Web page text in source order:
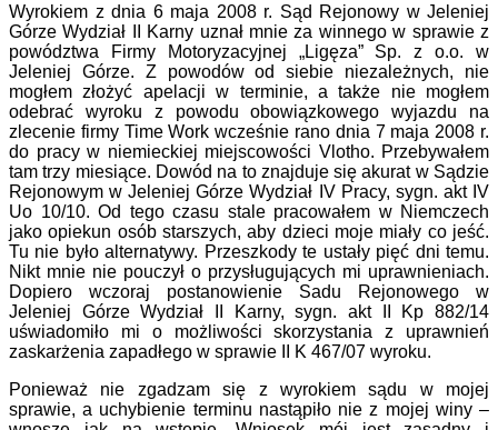
Wyrokiem z dnia 6 maja 2008 r. Sąd Rejonowy w Jeleniej
Górze Wydział II Karny uznał mnie za winnego w sprawie z
powództwa Firmy Motoryzacyjnej „Ligęza” Sp. z o.o. w
Jeleniej Górze. Z powodów od siebie niezależnych, nie
mogłem złożyć apelacji w terminie, a także nie mogłem
odebrać wyroku z powodu obowiązkowego wyjazdu na
zlecenie firmy Time Work wcześnie rano dnia 7 maja 2008 r.
do pracy w niemieckiej miejscowości Vlotho. Przebywałem
tam trzy miesiące. Dowód na to znajduje się akurat w Sądzie
Rejonowym w Jeleniej Górze Wydział IV Pracy, sygn. akt IV
Uo 10/10. Od tego czasu stale pracowałem w Niemczech
jako opiekun osób starszych, aby dzieci moje miały co jeść.
Tu nie było alternatywy. Przeszkody te ustały pięć dni temu.
Nikt mnie nie pouczył o przysługujących mi uprawnieniach.
Dopiero wczoraj postanowienie Sadu Rejonowego w
Jeleniej Górze Wydział II Karny, sygn. akt II Kp 882/14
uświadomiło mi o możliwości skorzystania z uprawnień
zaskarżenia zapadłego w sprawie II K 467/07 wyroku.
Ponieważ nie zgadzam się z wyrokiem sądu w mojej
sprawie, a uchybienie terminu nastąpiło nie z mojej winy –